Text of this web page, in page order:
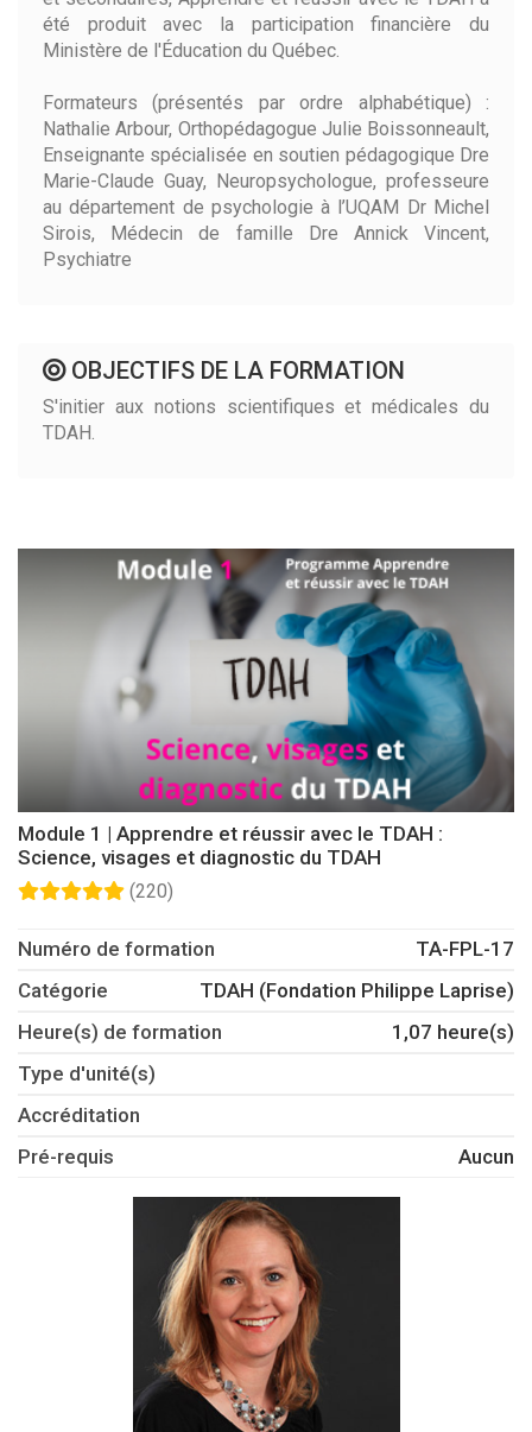
été produit avec la participation financière du
Ministère de l'Éducation du Québec.
Formateurs (présentés par ordre alphabétique) :
Nathalie Arbour, Orthopédagogue Julie Boissonneault,
Enseignante spécialisée en soutien pédagogique Dre
Marie-Claude Guay, Neuropsychologue, professeure
au département de psychologie à l’UQAM Dr Michel
Sirois, Médecin de famille Dre Annick Vincent,
Psychiatre
OBJECTIFS DE LA FORMATION
S'initier aux notions scientifiques et médicales du
TDAH.
Module 1 | Apprendre et réussir avec le TDAH :
Science, visages et diagnostic du TDAH
(220)
Numéro de formation
TA-FPL-17
Catégorie
TDAH (Fondation Philippe Laprise)
Heure(s) de formation
1,07 heure(s)
Type d'unité(s)
Accréditation
Pré-requis
Aucun